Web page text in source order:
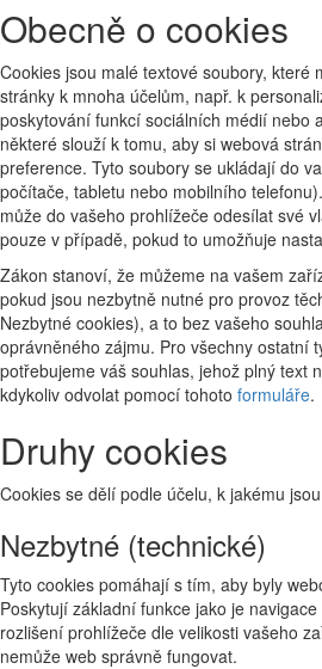
Obecně o cookies
Cookies jsou malé textové soubory, které
stránky k mnoha účelům, např. k
poskytování funkcí sociálních médií nebo
některé slouží k tomu, aby si webová
preference. Tyto soubory se ukládají do
počítače, tabletu nebo mobilního
může do vašeho prohlížeče odesílat své
pouze v případě, pokud to umožňuje
Zákon stanoví, že můžeme na vašem
pokud jsou nezbytně nutné pro provoz
Nezbytné cookies), a to bez vašeho
oprávněného zájmu. Pro všechny ostatní
potřebujeme váš souhlas, jehož plný text
kdykoliv odvolat pomocí tohoto formuláře.
Druhy cookies
Cookies se dělí podle účelu, k jakému
Nezbytné (technické)
Tyto cookies pomáhají s tím, aby byly
Poskytují základní funkce jako je
rozlišení prohlížeče dle velikosti vašeho
nemůže web správně fungovat.